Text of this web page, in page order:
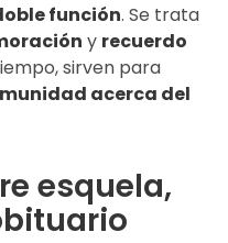
función. Se trata
y recuerdo
sirven para
acerca del
esquela,